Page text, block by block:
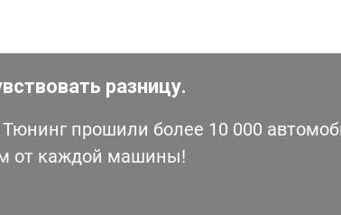
разницу.
прошили более 10 000
от каждой машины!